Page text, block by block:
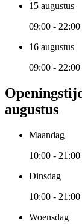
15 augustus
09:00 - 22:00
16 augustus
09:00 - 22:00
augustus
Maandag
10:00 - 21:00
Dinsdag
10:00 - 21:00
Woensdag